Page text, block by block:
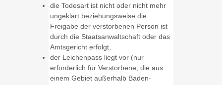
die Todesart ist nicht oder nicht mehr
ungeklärt beziehungsweise die
Freigabe der verstorbenen Person ist
durch die Staatsanwaltschaft oder das
Amtsgericht erfolgt,
der Leichenpass liegt vor (nur
erforderlich für Verstorbene, die aus
einem Gebiet außerhalb Baden-